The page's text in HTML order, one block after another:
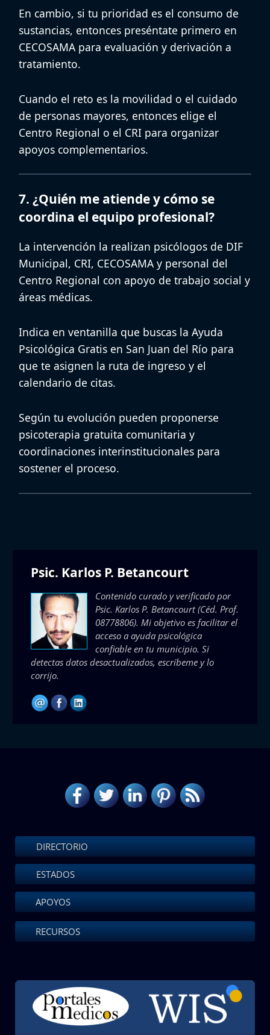
En cambio, si tu prioridad es el consumo de
sustancias, entonces preséntate primero en
CECOSAMA para evaluación y derivación a
tratamiento.
Cuando el reto es la movilidad o el cuidado
de personas mayores, entonces elige el
Centro Regional o el CRI para organizar
apoyos complementarios.
7. ¿Quién me atiende y cómo se
coordina el equipo profesional?
La intervención la realizan psicólogos de DIF
Municipal, CRI, CECOSAMA y personal del
Centro Regional con apoyo de trabajo social y
áreas médicas.
Indica en ventanilla que buscas la Ayuda
Psicológica Gratis en San Juan del Río para
que te asignen la ruta de ingreso y el
calendario de citas.
Según tu evolución pueden proponerse
psicoterapia gratuita comunitaria y
coordinaciones interinstitucionales para
sostener el proceso.
Psic. Karlos P. Betancourt
Contenido curado y verificado por
Psic. Karlos P. Betancourt(Céd. Prof.
08778806). Mi objetivo es facilitar el
acceso a ayuda psicológica
confiable en tu municipio. Si
detectas datos desactualizados, escríbeme y lo
corrijo.
DIRECTORIO
ESTADOS
APOYOS
RECURSOS